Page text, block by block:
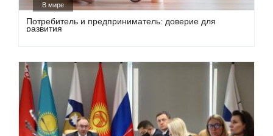
В мире
Потребитель и предприниматель: доверие для
развития